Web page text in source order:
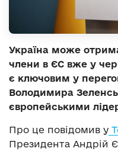
Україна може
члени в ЄС вже у
є ключовим у
Володимира
європейськими
Про це повідомив у
Президента Андрій